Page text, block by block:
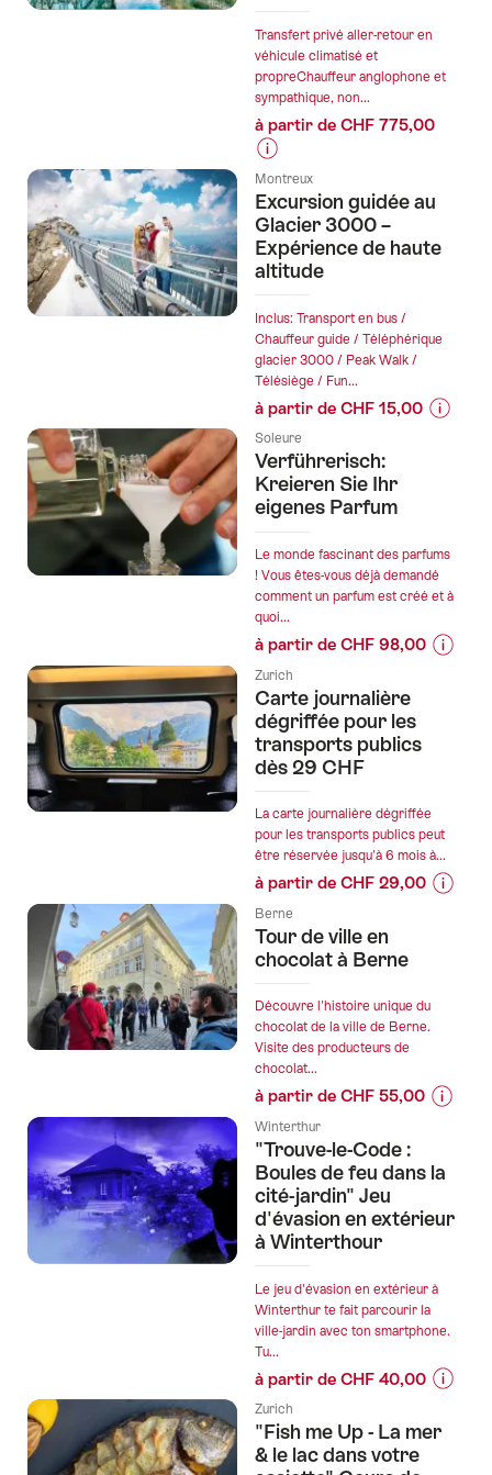
en
Alsace"
de
Lucerne
:
Circuit
du
Rigi,
bateau
et
train
inclus"
Transfert privé aller-retour en
véhicule climatisé et
propreChauffeur anglophone et
sympathique, non...
à partir de CHF 775,00
Informations
sur
les
prix
de
"Excursion
d'une
journée
privée
de
Bâle
à
la
région
:
Colmar
Montreux
Excursion guidée au
Glacier 3000 –
Expérience de haute
altitude
Inclus: Transport en bus /
Chauffeur guide / Téléphérique
glacier 3000 / Peak Walk /
Télésiège / Fun...
à partir de CHF 15,00
l’offre
guidée
Glacier
Soleure
Verführerisch:
Kreieren Sie Ihr
eigenes Parfum
Le monde fascinant des parfums
! Vous êtes-vous déjà demandé
comment un parfum est créé et à
quoi...
à partir de CHF 98,00
Sie
Ihr
Zurich
Carte journalière
dégriffée pour les
transports publics
dès 29 CHF
La carte journalière dégriffée
pour les transports publics peut
être réservée jusqu'à 6 mois à...
à partir de CHF 29,00
dès
Berne
Tour de ville en
chocolat à Berne
Découvre l'histoire unique du
chocolat de la ville de Berne.
Visite des producteurs de
chocolat...
à partir de CHF 55,00
les
de
de
en
à
Winterthur
"Trouve-le-Code :
Boules de feu dans la
cité-jardin" Jeu
d'évasion en extérieur
à Winterthour
Le jeu d'évasion en extérieur à
Winterthur te fait parcourir la
ville-jardin avec ton smartphone.
Tu...
à partir de CHF 40,00
sur
Zurich
"Fish me Up - La mer
& le lac dans votre